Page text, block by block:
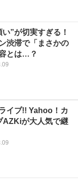
”が切実すぎる！
渋滞で「まさかの
とは…？
イブ!! Yahoo！カ
AZKiが大人気で継